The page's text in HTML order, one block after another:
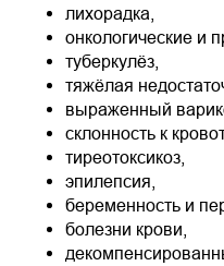
лихорадка,
онкологические и
туберкулёз,
тяжёлая
выраженный
склонность к
тиреотоксикоз,
эпилепсия,
беременность и
болезни крови,